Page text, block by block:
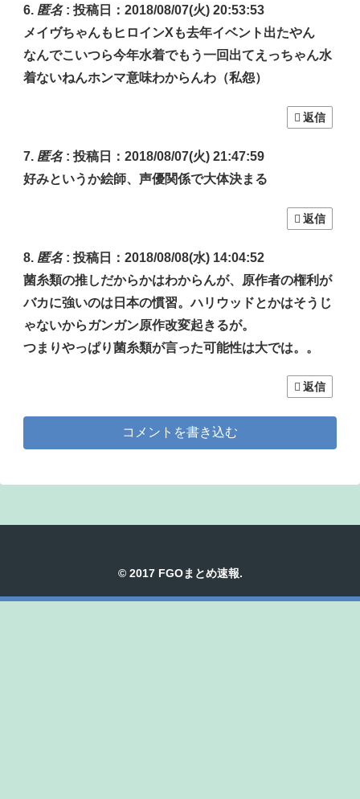
匿名: 投稿日：2018/08/07(火) 20:53:53
メイヴちゃんもヒロインXも去年イベント出たやん
なんでこいつら今年水着でもう一回出てえっちゃん水
着ないねんホンマ意味わからんわ（私怨）
返信
匿名: 投稿日：2018/08/07(火) 21:47:59
好みというか絵師、声優関係で大体決まる
返信
匿名: 投稿日：2018/08/08(水) 14:04:52
菌糸類の推しだからかはわからんが、原作者の権利が
バカに強いのは日本の慣習。ハリウッドとかはそうじ
ゃないからガンガン原作改変起きるが。
つまりやっぱり菌糸類が言った可能性は大では。。
返信
コメントを書き込む
© 2017 FGOまとめ速報.